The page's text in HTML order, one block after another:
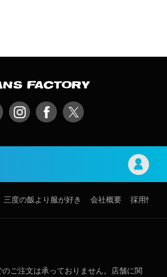
三度の飯より服が好き 会社概要 採用情報
ご注文は承っておりません。店舗に関